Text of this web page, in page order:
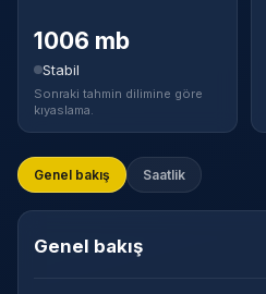
1006 mb
Stabil
Sonraki tahmin dilimine göre
kıyaslama.
Genel bakış Saatlik
Genel bakış